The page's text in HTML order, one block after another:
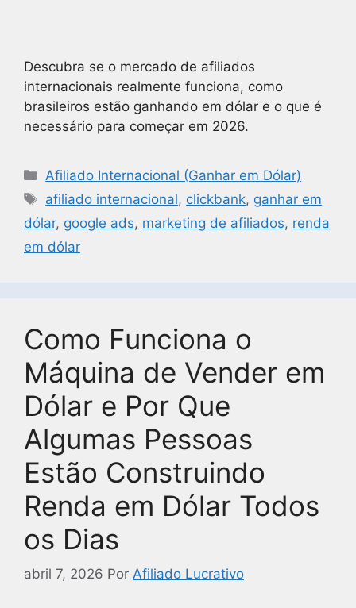
Descubra se o mercado de afiliados
internacionais realmente funciona, como
brasileiros estão ganhando em dólar e o que é
necessário para começar em 2026.
Afiliado Internacional (Ganhar em Dólar)
afiliado internacional, clickbank, ganhar em
dólar, google ads, marketing de afiliados, renda
em dólar
Como Funciona o
Máquina de Vender em
Dólar e Por Que
Algumas Pessoas
Estão Construindo
Renda em Dólar Todos
os Dias
abril 7, 2026 Por Afiliado Lucrativo